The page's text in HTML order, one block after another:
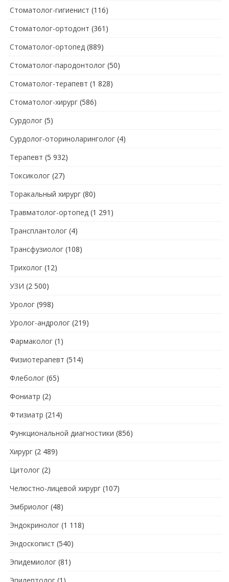
Стоматолог-гигиенист (116)
Стоматолог-ортодонт (361)
Стоматолог-ортопед (889)
Стоматолог-пародонтолог (50)
Стоматолог-терапевт (1 828)
Стоматолог-хирург (586)
Сурдолог (5)
Сурдолог-оториноларинголог (4)
Терапевт (5 932)
Токсиколог (27)
Торакальный хирург (80)
Травматолог-ортопед (1 291)
Трансплантолог (4)
Трансфузиолог (108)
Трихолог (12)
УЗИ (2 500)
Уролог (998)
Уролог-андролог (219)
Фармаколог (1)
Физиотерапевт (514)
Флеболог (65)
Фониатр (2)
Фтизиатр (214)
Функциональной диагностики (856)
Хирург (2 489)
Цитолог (2)
Челюстно-лицевой хирург (107)
Эмбриолог (48)
Эндокринолог (1 118)
Эндоскопист (540)
Эпидемиолог (81)
Эпилептолог (1)